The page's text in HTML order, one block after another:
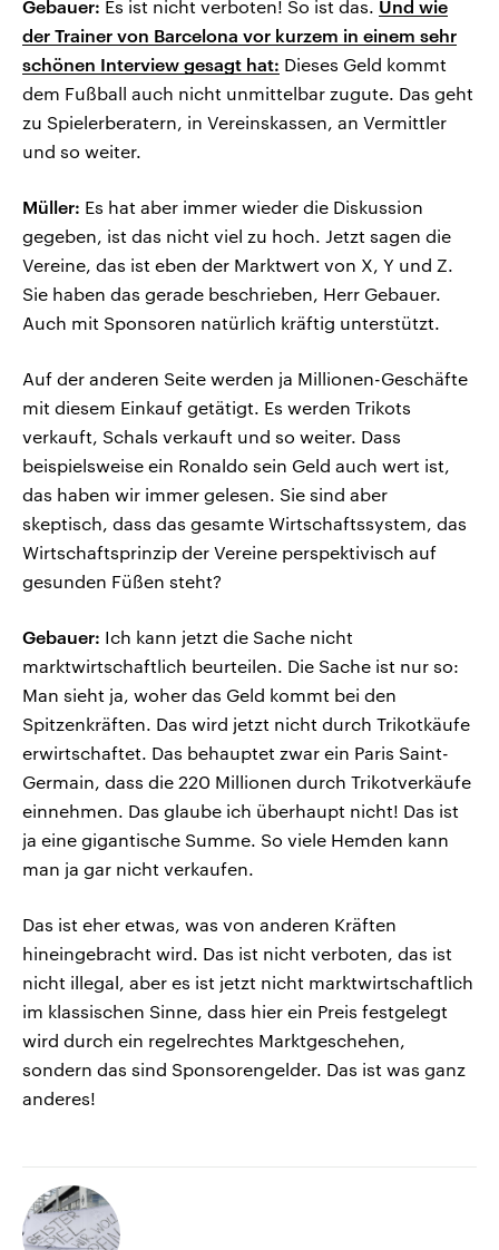
Gebauer: Es ist nicht verboten! So ist das. Und wie
der Trainer von Barcelona vor kurzem in einem sehr
schönen Interview gesagt hat: Dieses Geld kommt
dem Fußball auch nicht unmittelbar zugute. Das geht
zu Spielerberatern, in Vereinskassen, an Vermittler
und so weiter.
Müller: Es hat aber immer wieder die Diskussion
gegeben, ist das nicht viel zu hoch. Jetzt sagen die
Vereine, das ist eben der Marktwert von X, Y und Z.
Sie haben das gerade beschrieben, Herr Gebauer.
Auch mit Sponsoren natürlich kräftig unterstützt.
Auf der anderen Seite werden ja Millionen-Geschäfte
mit diesem Einkauf getätigt. Es werden Trikots
verkauft, Schals verkauft und so weiter. Dass
beispielsweise ein Ronaldo sein Geld auch wert ist,
das haben wir immer gelesen. Sie sind aber
skeptisch, dass das gesamte Wirtschaftssystem, das
Wirtschaftsprinzip der Vereine perspektivisch auf
gesunden Füßen steht?
Gebauer: Ich kann jetzt die Sache nicht
marktwirtschaftlich beurteilen. Die Sache ist nur so:
Man sieht ja, woher das Geld kommt bei den
Spitzenkräften. Das wird jetzt nicht durch Trikotkäufe
erwirtschaftet. Das behauptet zwar ein Paris Saint-
Germain, dass die 220 Millionen durch Trikotverkäufe
einnehmen. Das glaube ich überhaupt nicht! Das ist
ja eine gigantische Summe. So viele Hemden kann
man ja gar nicht verkaufen.
Das ist eher etwas, was von anderen Kräften
hineingebracht wird. Das ist nicht verboten, das ist
nicht illegal, aber es ist jetzt nicht marktwirtschaftlich
im klassischen Sinne, dass hier ein Preis festgelegt
wird durch ein regelrechtes Marktgeschehen,
sondern das sind Sponsorengelder. Das ist was ganz
anderes!